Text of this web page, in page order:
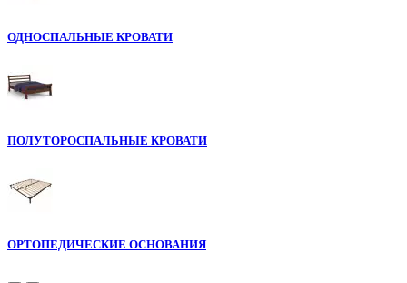
ОДНОСПАЛЬНЫЕ КРОВАТИ
ПОЛУТОРОСПАЛЬНЫЕ КРОВАТИ
ОРТОПЕДИЧЕСКИЕ ОСНОВАНИЯ